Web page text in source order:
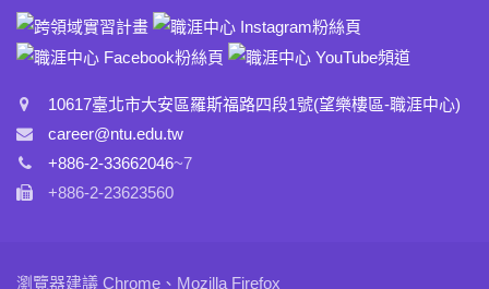
10617臺北市大安區羅斯福路四段1號(望樂樓區-職涯中心)
career@ntu.edu.tw
+886-2-33662046~7
+886-2-23623560
瀏覽器建議 Chrome、Mozilla Firefox